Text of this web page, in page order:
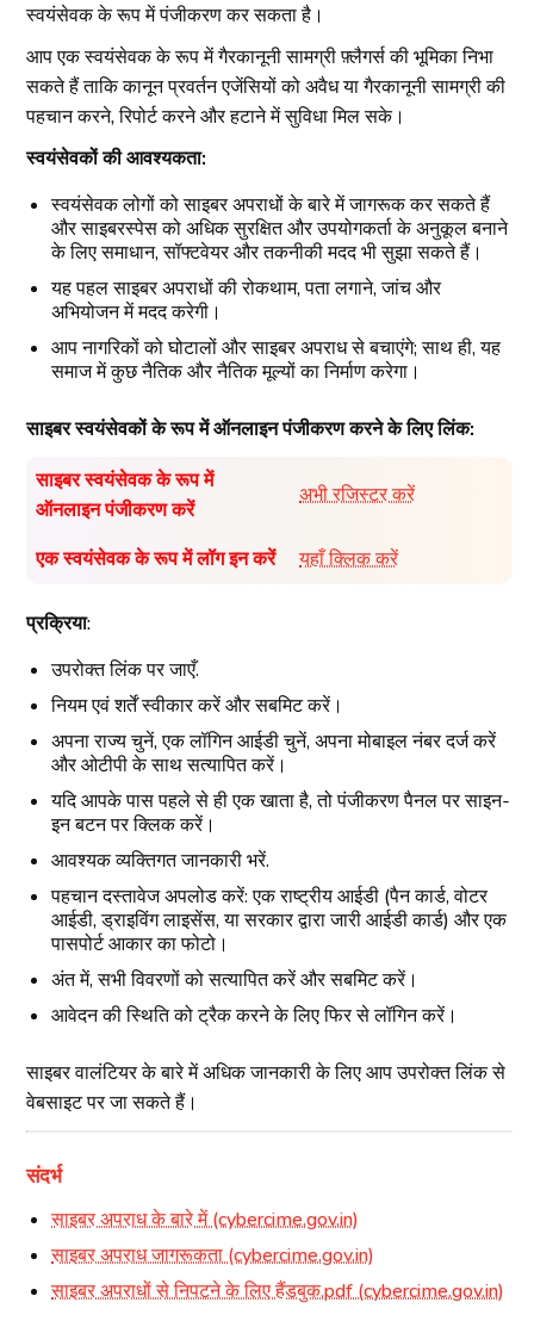
स्वयंसेवक के रूप में पंजीकरण कर सकता है।
आप एक स्वयंसेवक के रूप में गैरकानूनी सामग्री फ़्लैगर्स की भूमिका निभा
सकते हैं ताकि कानून प्रवर्तन एजेंसियों को अवैध या गैरकानूनी सामग्री की
पहचान करने, रिपोर्ट करने और हटाने में सुविधा मिल सके।
स्वयंसेवकों की आवश्यकता:
स्वयंसेवक लोगों को साइबर अपराधों के बारे में जागरूक कर सकते हैं
और साइबरस्पेस को अधिक सुरक्षित और उपयोगकर्ता के अनुकूल बनाने
के लिए समाधान, सॉफ्टवेयर और तकनीकी मदद भी सुझा सकते हैं।
यह पहल साइबर अपराधों की रोकथाम, पता लगाने, जांच और
अभियोजन में मदद करेगी।
आप नागरिकों को घोटालों और साइबर अपराध से बचाएंगे; साथ ही, यह
समाज में कुछ नैतिक और नैतिक मूल्यों का निर्माण करेगा।
साइबर स्वयंसेवकों के रूप में ऑनलाइन पंजीकरण करने के लिए लिंक:
साइबर स्वयंसेवक के रूप में
ऑनलाइन पंजीकरण करें
अभी रजिस्टर करें
एक स्वयंसेवक के रूप में लॉग इन करें यहाँ क्लिक करें
प्रक्रिया:
उपरोक्त लिंक पर जाएँ.
नियम एवं शर्तें स्वीकार करें और सबमिट करें।
अपना राज्य चुनें, एक लॉगिन आईडी चुनें, अपना मोबाइल नंबर दर्ज करें
और ओटीपी के साथ सत्यापित करें।
यदि आपके पास पहले से ही एक खाता है, तो पंजीकरण पैनल पर साइन-
इन बटन पर क्लिक करें।
आवश्यक व्यक्तिगत जानकारी भरें.
पहचान दस्तावेज अपलोड करें: एक राष्ट्रीय आईडी (पैन कार्ड, वोटर
आईडी, ड्राइविंग लाइसेंस, या सरकार द्वारा जारी आईडी कार्ड) और एक
पासपोर्ट आकार का फोटो।
अंत में, सभी विवरणों को सत्यापित करें और सबमिट करें।
आवेदन की स्थिति को ट्रैक करने के लिए फिर से लॉगिन करें।
साइबर वालंटियर के बारे में अधिक जानकारी के लिए आप उपरोक्त लिंक से
वेबसाइट पर जा सकते हैं।
संदर्भ
साइबर अपराध के बारे में (cybercime.gov.in)
साइबर अपराध जागरूकता (cybercime.gov.in)
साइबर अपराधों से निपटने के लिए हैंडबुक.pdf (cybercime.gov.in)